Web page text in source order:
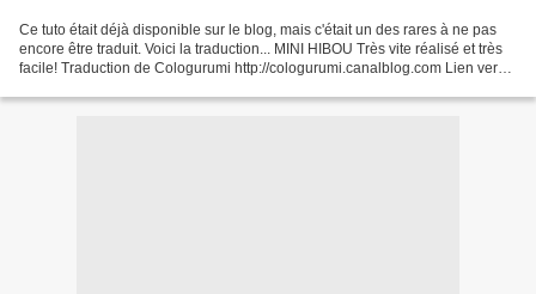
Ce tuto était déjà disponible sur le blog, mais c'était un des rares à ne pas
encore être traduit. Voici la traduction... MINI HIBOU Très vite réalisé et très
facile! Traduction de Cologurumi http://cologurumi.canalblog.com Lien vers